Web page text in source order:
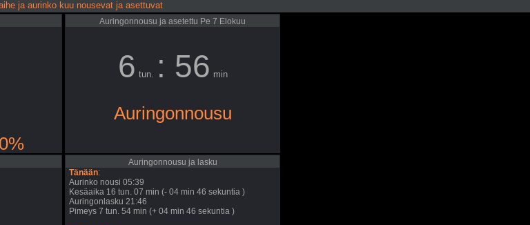
ja aurinko kuu nousevat ja asettuvat
Auringonnousu ja asetettu Pe 7 Elokuu
6 tun. : 56 min
Auringonnousu
Auringonnousu ja lasku
Tänään:
Aurinko nousi 05:39
Kesäaika 16 tun. 07 min (- 04 min 46 sekuntia )
Auringonlasku 21:46
Pimeys 7 tun. 54 min (+ 04 min 46 sekuntia )